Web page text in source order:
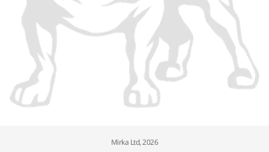
Mirka Ltd, 2026